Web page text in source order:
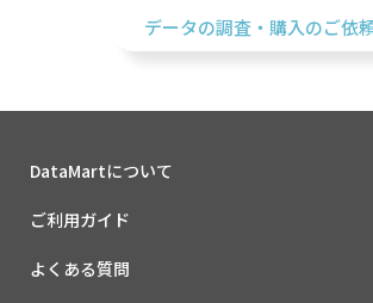
データの調査・購入のご依
DataMartについて
ご利用ガイド
よくある質問